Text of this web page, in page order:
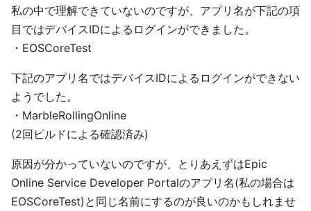
私の中で理解できていないのですが、アプリ名が下記の項
目ではデバイスIDによるログインができました。
・EOSCoreTest
下記のアプリ名ではデバイスIDによるログインができない
ようでした。
・MarbleRollingOnline
(2回ビルドによる確認済み)
原因が分かっていないのですが、とりあえずはEpic
Online Service Developer Portalのアプリ名(私の場合は
EOSCoreTest)と同じ名前にするのが良いのかもしれませ